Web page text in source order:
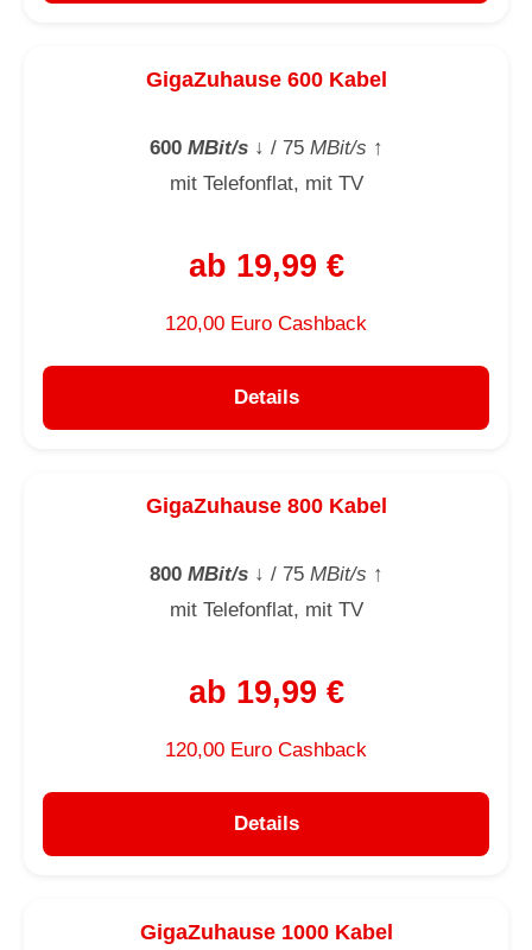
GigaZuhause 600 Kabel
600MBit/s↓ / 75MBit/s ↑
mit Telefonflat, mit TV
ab 19,99 €
120,00 Euro Cashback
Details
GigaZuhause 800 Kabel
800MBit/s↓ / 75MBit/s ↑
mit Telefonflat, mit TV
ab 19,99 €
120,00 Euro Cashback
Details
GigaZuhause 1000 Kabel